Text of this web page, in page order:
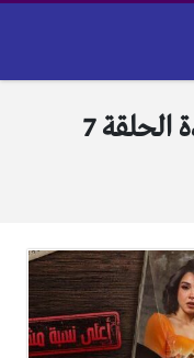
مسلسل اعلى نسبة مشاهدة الحلقة 7